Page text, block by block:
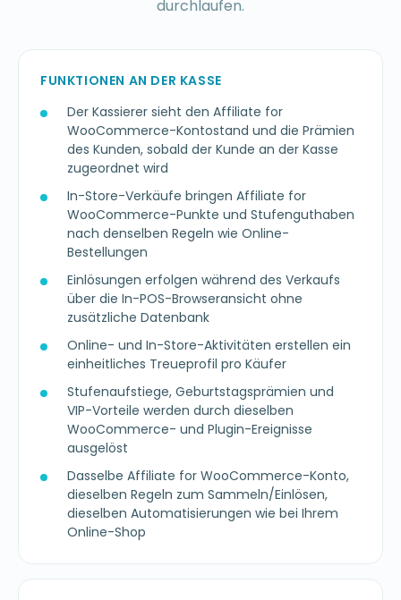
durchlaufen.
FUNKTIONEN AN DER KASSE
Der Kassierer sieht den Affiliate for
WooCommerce-Kontostand und die Prämien
des Kunden, sobald der Kunde an der Kasse
zugeordnet wird
In-Store-Verkäufe bringen Affiliate for
WooCommerce-Punkte und Stufenguthaben
nach denselben Regeln wie Online-
Bestellungen
Einlösungen erfolgen während des Verkaufs
über die In-POS-Browseransicht ohne
zusätzliche Datenbank
Online- und In-Store-Aktivitäten erstellen ein
einheitliches Treueprofil pro Käufer
Stufenaufstiege, Geburtstagsprämien und
VIP-Vorteile werden durch dieselben
WooCommerce- und Plugin-Ereignisse
ausgelöst
Dasselbe Affiliate for WooCommerce-Konto,
dieselben Regeln zum Sammeln/Einlösen,
dieselben Automatisierungen wie bei Ihrem
Online-Shop